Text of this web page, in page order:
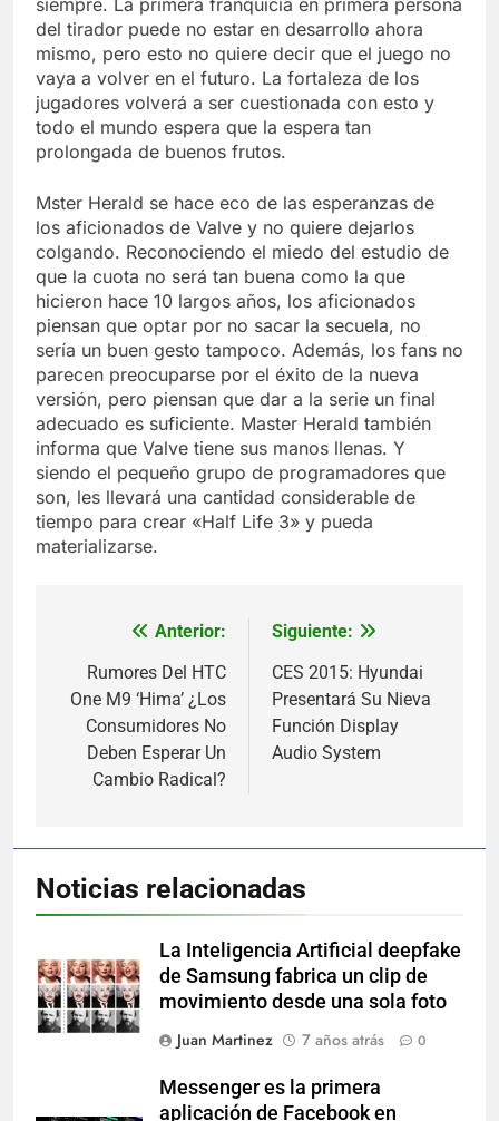
siempre. La primera franquicia en primera persona
del tirador puede no estar en desarrollo ahora
mismo, pero esto no quiere decir que el juego no
vaya a volver en el futuro. La fortaleza de los
jugadores volverá a ser cuestionada con esto y
todo el mundo espera que la espera tan
prolongada de buenos frutos.
Mster Herald se hace eco de las esperanzas de
los aficionados de Valve y no quiere dejarlos
colgando. Reconociendo el miedo del estudio de
que la cuota no será tan buena como la que
hicieron hace 10 largos años, los aficionados
piensan que optar por no sacar la secuela, no
sería un buen gesto tampoco. Además, los fans no
parecen preocuparse por el éxito de la nueva
versión, pero piensan que dar a la serie un final
adecuado es suficiente. Master Herald también
informa que Valve tiene sus manos llenas. Y
siendo el pequeño grupo de programadores que
son, les llevará una cantidad considerable de
tiempo para crear «Half Life 3» y pueda
materializarse.
Navegación
entradas
Anterior:
Rumores Del HTC
One M9 ‘Hima’ ¿Los
Consumidores No
Deben Esperar Un
Cambio Radical?
Siguiente:
CES 2015: Hyundai
Presentará Su Nieva
Función Display
Audio System
Noticias relacionadas
La Inteligencia Artificial deepfake
de Samsung fabrica un clip de
movimiento desde una sola foto
Juan Martinez
7 años atrás 0
Messenger es la primera
aplicación de Facebook en